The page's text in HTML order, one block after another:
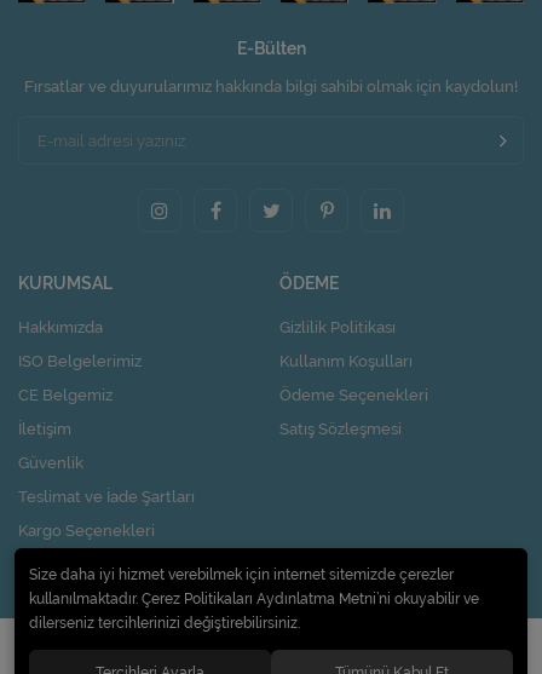
E-Bülten
Fırsatlar ve duyurularımız hakkında bilgi sahibi olmak için kaydolun!
KURUMSAL
Hakkımızda
ISO Belgelerimiz
CE Belgemiz
İletişim
Güvenlik
Teslimat ve İade Şartları
Kargo Seçenekleri
Nasıl Kupon Kazanırım?
ÖDEME
Gizlilik Politikası
Kullanım Koşulları
Ödeme Seçenekleri
Satış Sözleşmesi
© 2020Pi Design İç ve Dış Ticaret Limited Şirketi. Tüm hakları saklıdır.
Size daha iyi hizmet verebilmek için internet sitemizde çerezler
kullanılmaktadır. Çerez Politikaları Aydınlatma Metni’ni okuyabilir ve
dilerseniz tercihlerinizi değiştirebilirsiniz.